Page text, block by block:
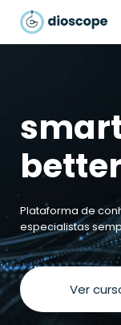
better
Plataforma de
especialistas
Ver